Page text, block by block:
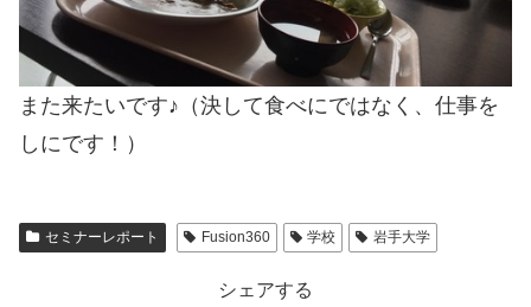
また来たいです♪（決して食べにではなく、仕事を
しにです！）
セミナーレポート Fusion360 学校 岩手大学
シェアする